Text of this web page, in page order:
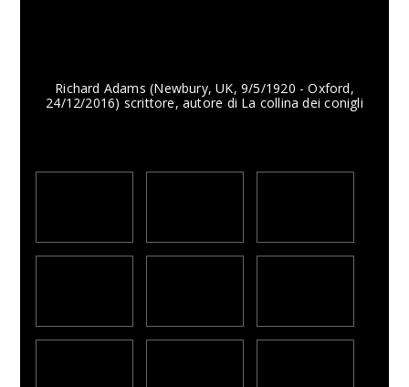
Richard Adams (Newbury, UK, 9/5/1920 - Oxford,
24/12/2016) scrittore, autore di La collina dei conigli